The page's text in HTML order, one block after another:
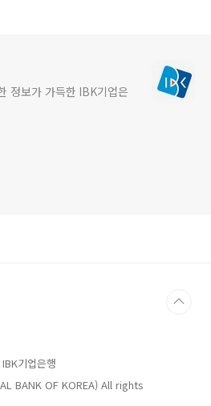
정보가 가득한 IBK기업은
기업은행
BANK OF KOREA) All rights